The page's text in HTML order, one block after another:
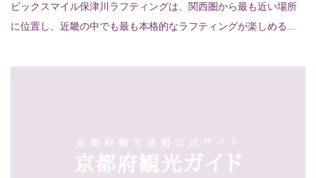
ビックスマイル保津川ラフティングは、関西圏から最も近い場所
に位置し、近畿の中でも最も本格的なラフティングが楽しめる...